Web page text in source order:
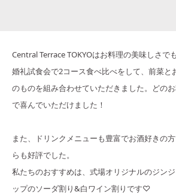
Central Terrace TOKYOはお料理の美味しさで
婚礼試食会で2コース食べ比べをして、前菜と
のものを組み合わせていただきました。どの
で喜んでいただけました！
また、ドリンクメニューも豊富でお酒好きの
らも好評でした。
私たちのおすすめは、式場オリジナルのジン
ップのソーダ割り&白ワイン割りです♡